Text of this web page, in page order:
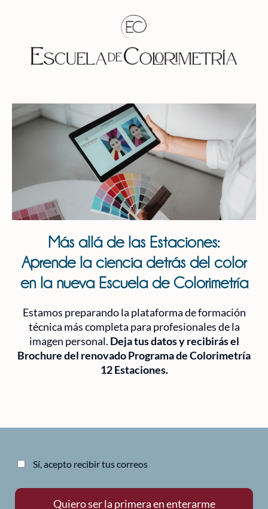
Más allá de las Estaciones:
Aprende la ciencia detrás del color
en la nueva Escuela de Colorimetría
Estamos preparando la plataforma de formación
técnica más completa para profesionales de la
imagen personal. Deja tus datos y recibirás el
Brochure del renovado Programa de Colorimetría
12 Estaciones.
Sí, acepto recibir tus correos
Quiero ser la primera en enterarme